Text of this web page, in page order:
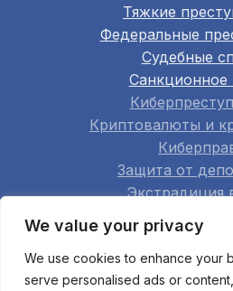
We value your privacy
We use cookies to enhance your
serve personalised ads or
Тяжкие
Федеральные
Судебные
Санкционное
Криптовалюты и
Защита от
Семейное